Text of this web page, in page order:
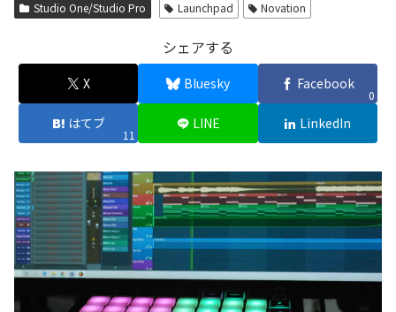
Studio One/Studio Pro
Launchpad Novation
シェアする
X Bluesky Facebook
0
はてブ
11
LINE LinkedIn